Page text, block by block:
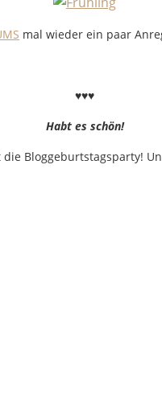
mal wieder ein paar
♥♥♥
Habt es schön!
Bloggeburtstagsparty!